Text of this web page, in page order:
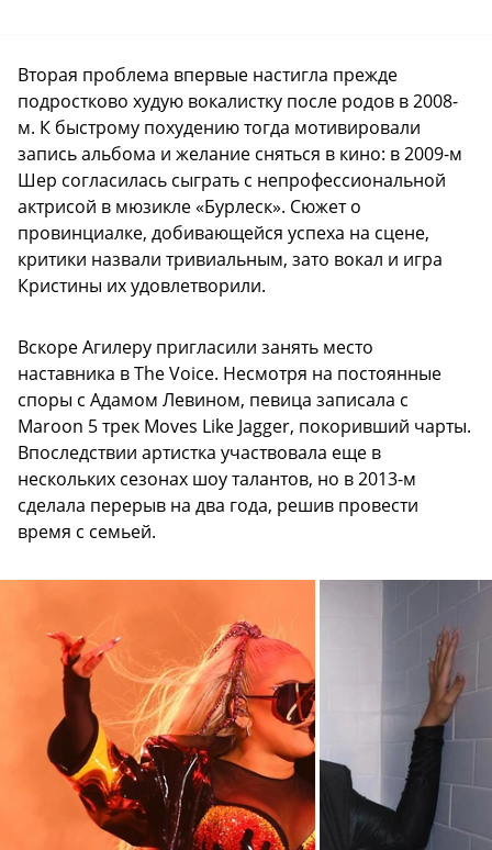
Вторая проблема впервые настигла прежде
подростково худую вокалистку после родов в 2008-
м. К быстрому похудению тогда мотивировали
запись альбома и желание сняться в кино: в 2009-м
Шер согласилась сыграть с непрофессиональной
актрисой в мюзикле «Бурлеск». Сюжет о
провинциалке, добивающейся успеха на сцене,
критики назвали тривиальным, зато вокал и игра
Кристины их удовлетворили.
Вскоре Агилеру пригласили занять место
наставника в The Voice. Несмотря на постоянные
споры с Адамом Левином, певица записала с
Maroon 5 трек Moves Like Jagger, покоривший чарты.
Впоследствии артистка участвовала еще в
нескольких сезонах шоу талантов, но в 2013-м
сделала перерыв на два года, решив провести
время с семьей.